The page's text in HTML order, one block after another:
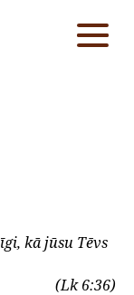
kā jūsu Tēvs
(Lk 6:36)